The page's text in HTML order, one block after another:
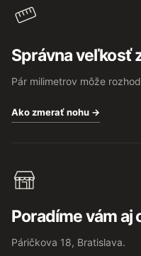
Správna veľkosť
Pár milimetrov môže
Ako zmerať nohu →
Poradíme vám aj
Páričkova 18, Bratislava.